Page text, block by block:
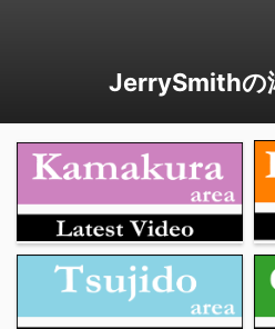
JerrySmithの